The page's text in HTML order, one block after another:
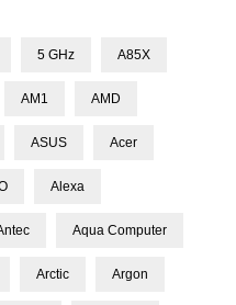
5 GHz A85X
AM1 AMD
ASUS Acer
Alexa
Aqua Computer
Arctic Argon